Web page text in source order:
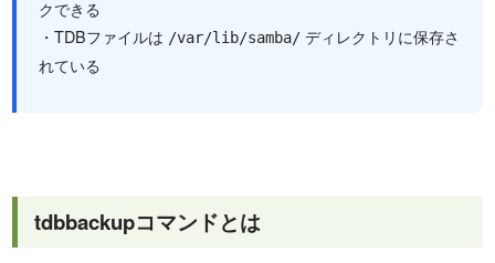
クできる
・TDBファイルは /var/lib/samba/ ディレクトリに保存さ
れている
tdbbackupコマンドとは